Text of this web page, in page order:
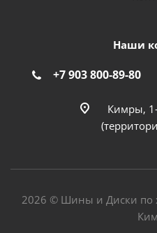
Наши
+7 903 800-89-80
Кимры,
2026 © Шины и Диски по